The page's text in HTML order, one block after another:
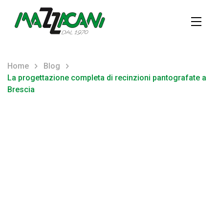
Home
Blog
La progettazione completa di recinzioni pantografate a
Brescia